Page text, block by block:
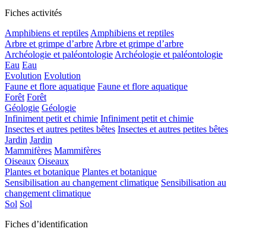
Fiches activités
Amphibiens et reptiles Amphibiens et reptiles
Arbre et grimpe d’arbre Arbre et grimpe d’arbre
Archéologie et paléontologie Archéologie et paléontologie
Eau Eau
Evolution Evolution
Faune et flore aquatique Faune et flore aquatique
Forêt Forêt
Géologie Géologie
Infiniment petit et chimie Infiniment petit et chimie
Insectes et autres petites bêtes Insectes et autres petites bêtes
Jardin Jardin
Mammifères Mammifères
Oiseaux Oiseaux
Plantes et botanique Plantes et botanique
Sensibilisation au changement climatique Sensibilisation au
changement climatique
Sol Sol
Fiches d’identification